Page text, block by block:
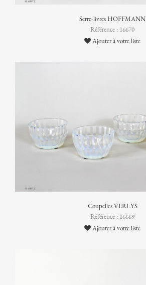
Serre-livres HOFFMANN
Référence : 16670
Ajouter à votre liste
Coupelles VERLYS
Référence : 16669
Ajouter à votre liste